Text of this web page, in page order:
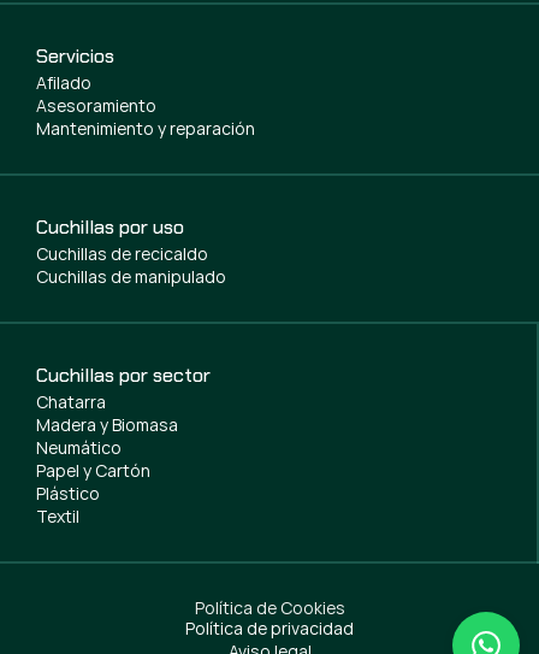
Servicios
Afilado
Asesoramiento
Mantenimiento y reparación
Cuchillas por uso
Cuchillas de recicaldo
Cuchillas de manipulado
Cuchillas por sector
Chatarra
Madera y Biomasa
Neumático
Papel y Cartón
Plástico
Textil
Política de Cookies
Política de privacidad